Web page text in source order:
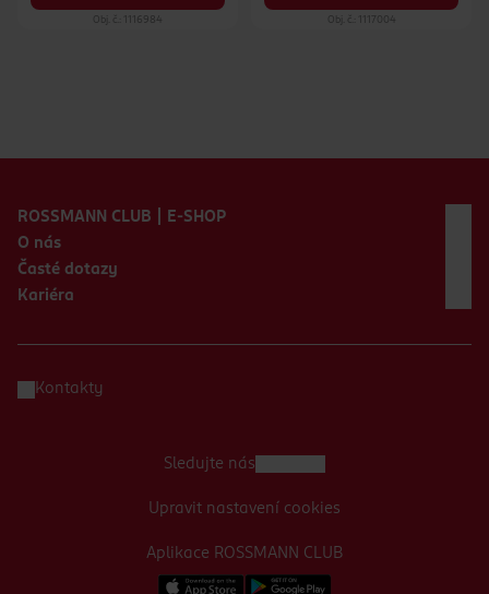
Obj. č.: 1116984 Obj. č.: 1117004
ROSSMANN CLUB | E-SHOP
O nás
Časté dotazy
Kariéra
Kontakty
Aplikace ROSSMANN CLUB
Sledujte nás
Upravit nastavení cookies